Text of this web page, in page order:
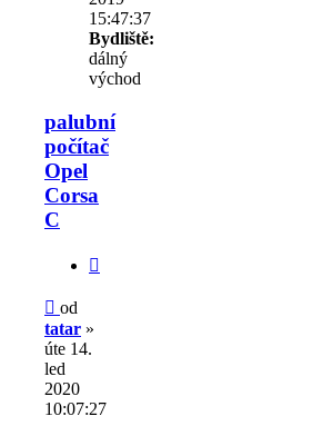
15:47:37
Bydliště:
dálný
východ
palubní
počítač
Opel
Corsa
C
Příspěvek
od
tatar »
úte 14.
led
2020
10:07:27